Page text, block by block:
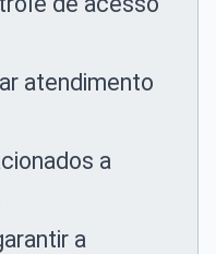
atendimento
a
a